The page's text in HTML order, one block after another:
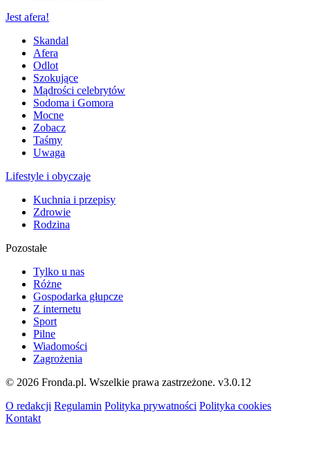
Jest afera!
Skandal
Afera
Odlot
Szokujące
Mądrości celebrytów
Sodoma i Gomora
Mocne
Zobacz
Taśmy
Uwaga
Lifestyle i obyczaje
Kuchnia i przepisy
Zdrowie
Rodzina
Pozostałe
Tylko u nas
Różne
Gospodarka głupcze
Z internetu
Sport
Pilne
Wiadomości
Zagrożenia
© 2026 Fronda.pl. Wszelkie prawa zastrzeżone. v3.0.12
O redakcji Regulamin Polityka prywatności Polityka cookies
Kontakt